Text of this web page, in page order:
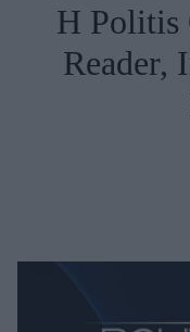
Fashion
Shopping
Μαλλιά - Νύχια
Η Politis
Reader,